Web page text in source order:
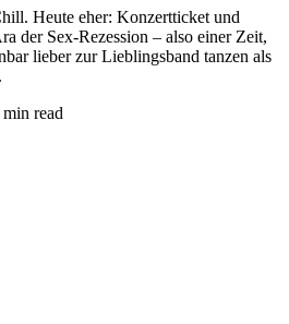
Heute eher: Konzertticket und
der Sex-Rezession – also einer Zeit,
lieber zur Lieblingsband tanzen als
min read